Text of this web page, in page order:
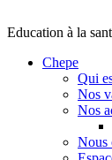
Education à la
Chepe
Qui
Nos
Nos
Nous